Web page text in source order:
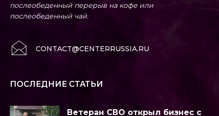
послеобеденный перерыв на кофе или
послеобеденный чай.
CONTACT@CENTERRUSSIA.RU
ПОСЛЕДНИЕ СТАТЬИ
Ветеран СВО открыл бизнес с